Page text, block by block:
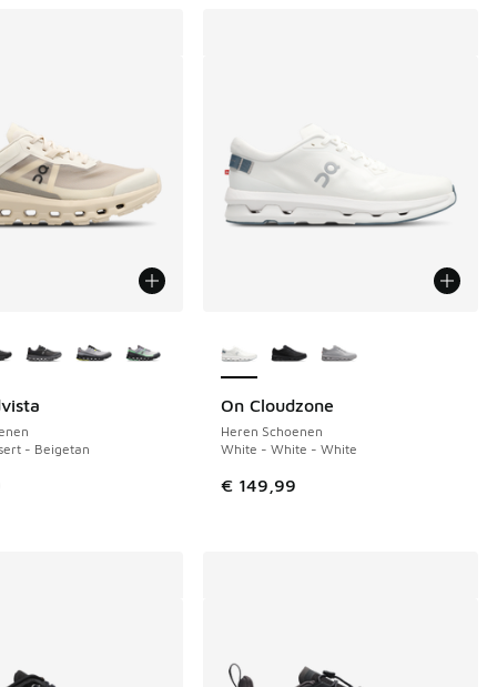
- Beigetan
On Cloudzone
Heren Schoenen
White - White - White
€ 149,99